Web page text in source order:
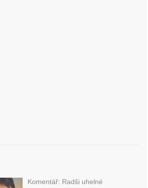
Komentář: Radši uhelné